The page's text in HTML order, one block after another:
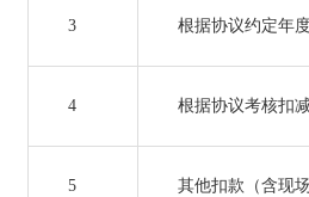
3 根据协议约定年
4 根据协议考核扣
5 其他扣款（含现